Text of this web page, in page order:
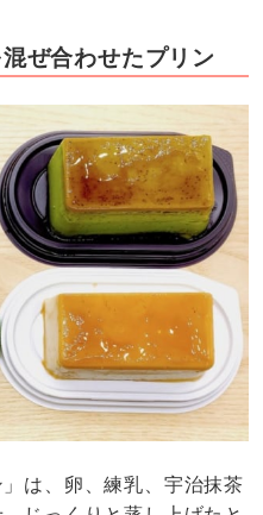
ぜ合わせたプリン
は、卵、練乳、宇治抹茶